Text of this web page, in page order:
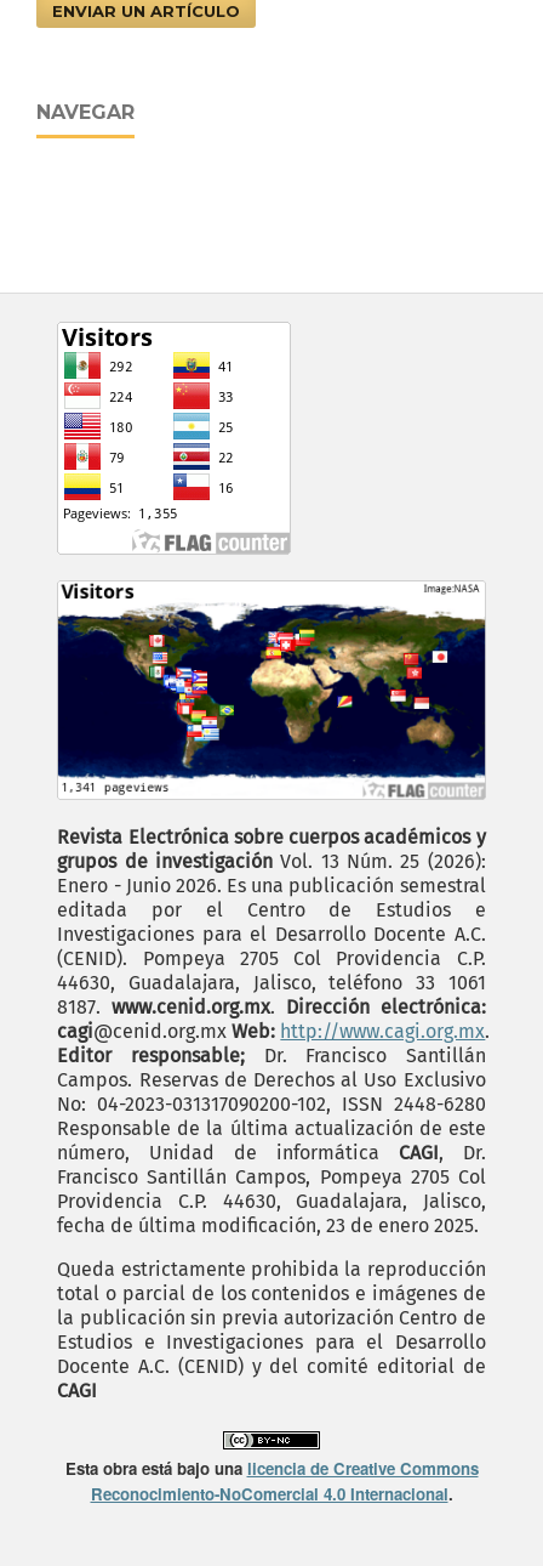
ENVIAR UN ARTÍCULO
NAVEGAR
Revista Electrónica sobre cuerpos académicos y
grupos de investigación Vol. 13 Núm. 25 (2026):
Enero - Junio 2026. Es una publicación semestral
editada por el Centro de Estudios e
Investigaciones para el Desarrollo Docente A.C.
(CENID). Pompeya 2705 Col Providencia C.P.
44630, Guadalajara, Jalisco, teléfono 33 1061
8187.www.cenid.org.mx. Dirección electrónica:
cagi@cenid.org.mxWeb: http://www.cagi.org.mx.
Editor responsable;Dr. Francisco Santillán
Campos. Reservas de Derechos al Uso Exclusivo
No: 04-2023-031317090200-102, ISSN 2448-6280
Responsable de la última actualización de este
número, Unidad de informática CAGI, Dr.
Francisco Santillán Campos, Pompeya 2705 Col
Providencia C.P. 44630, Guadalajara, Jalisco,
fecha de última modificación, 23 de enero 2025.
Queda estrictamente prohibida la reproducción
total o parcial de los contenidos e imágenes de
la publicación sin previa autorización Centro de
Estudios e Investigaciones para el Desarrollo
Docente A.C. (CENID) y del comité editorial de
CAGI
Esta obra está bajo una licencia de Creative Commons
Reconocimiento-NoComercial 4.0 Internacional.